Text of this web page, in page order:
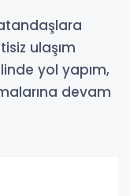
ulaşım
yol yapım,
devam